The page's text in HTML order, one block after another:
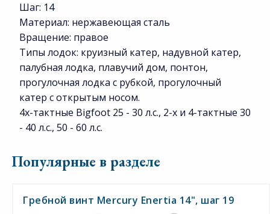
Шаг: 14
Материал: нержавеющая сталь
Вращение: правое
Типы лодок: круизный катер, надувной катер,
палубная лодка, плавучий дом, понтон,
прогулочная лодка с рубкой, прогулочный
катер с открытым носом.
4х-тактные Bigfoot 25 - 30 л.с., 2-х и 4-тактные 30
- 40 л.с., 50 - 60 л.с.
Популярные в разделе
Гребной винт Mercury Enertia 14", шаг 19